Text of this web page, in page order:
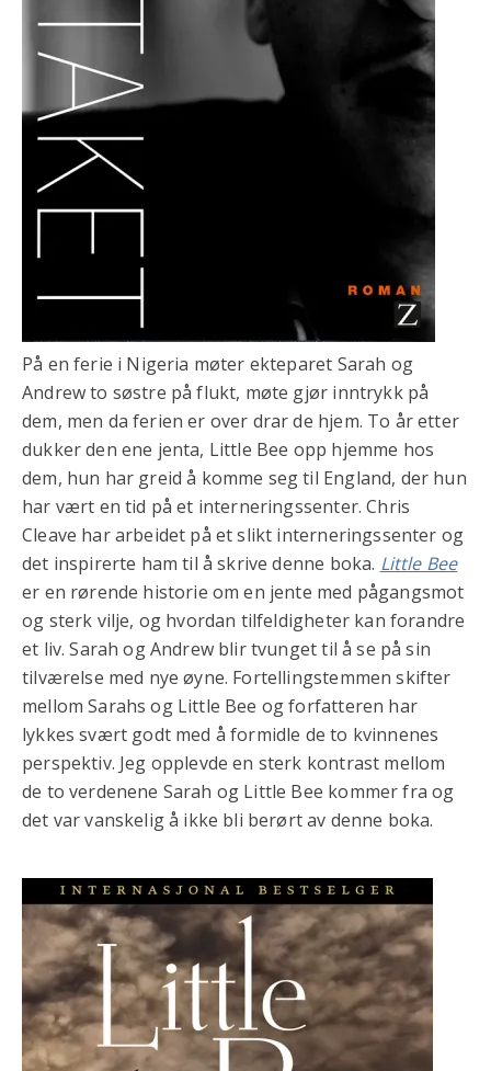
På en ferie i Nigeria møter ekteparet Sarah og
Andrew to søstre på flukt, møte gjør inntrykk på
dem, men da ferien er over drar de hjem. To år etter
dukker den ene jenta, Little Bee opp hjemme hos
dem, hun har greid å komme seg til England, der hun
har vært en tid på et interneringssenter. Chris
Cleave har arbeidet på et slikt interneringssenter og
det inspirerte ham til å skrive denne boka. Little Bee
er en rørende historie om en jente med pågangsmot
og sterk vilje, og hvordan tilfeldigheter kan forandre
et liv. Sarah og Andrew blir tvunget til å se på sin
tilværelse med nye øyne. Fortellingstemmen skifter
mellom Sarahs og Little Bee og forfatteren har
lykkes svært godt med å formidle de to kvinnenes
perspektiv. Jeg opplevde en sterk kontrast mellom
de to verdenene Sarah og Little Bee kommer fra og
det var vanskelig å ikke bli berørt av denne boka.